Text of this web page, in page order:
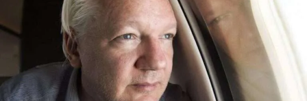
sinistra
il
tormentone
dell’estate